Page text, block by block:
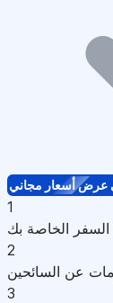
عرض أسعار مجاني
1
الخاصة بك
2
عن السائحين
3